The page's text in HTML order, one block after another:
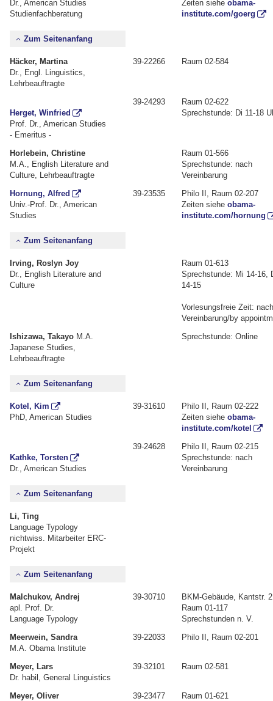
Dr., American Studies
Studienfachberatung
Zeiten siehe obama-
institute.com/goerg
Zum Seitenanfang
Häcker, Martina
Dr., Engl. Linguistics,
Lehrbeauftragte
39-22266 Raum 02-584
Herget, Winfried
Prof. Dr., American Studies
- Emeritus -
39-24293
Raum 02-622
Sprechstunde: Di 11-18
Horlebein, Christine
M.A., English Literature and
Culture, Lehrbeauftragte
Raum 01-566
Sprechstunde: nach
Vereinbarung
Hornung, Alfred
Univ.-Prof. Dr., American
Studies
39-23535
Philo II, Raum 02-207
Zeiten siehe obama-
institute.com/hornung
Zum Seitenanfang
Irving, Roslyn Joy
Dr., English Literature and
Culture
Raum 01-613
Sprechstunde: Mi 14-16,
14-15
Vorlesungsfreie Zeit:
Vereinbarung/by
Ishizawa, Takayo M.A.
Japanese Studies,
Lehrbeauftragte
Sprechstunde: Online
Zum Seitenanfang
Kotel, Kim
PhD, American Studies
39-31610
Philo II, Raum 02-222
Zeiten siehe obama-
institute.com/kotel
Kathke, Torsten
Dr., American Studies
39-24628
Philo II, Raum 02-215
Sprechstunde: nach
Vereinbarung
Zum Seitenanfang
Li, Ting
Language Typology
nichtwiss. Mitarbeiter ERC-
Projekt
Zum Seitenanfang
Malchukov, Andrej
apl. Prof. Dr.
Language Typology
39-30710
BKM-Gebäude, Kantstr.
Raum 01-117
Sprechstunden n. V.
Meerwein, Sandra
M.A. Obama Institute
39-22033 Philo II, Raum 02-201
Meyer, Lars
Dr. habil, General Linguistics
39-32101 Raum 02-581
Meyer, Oliver
39-23477
Raum 01-621